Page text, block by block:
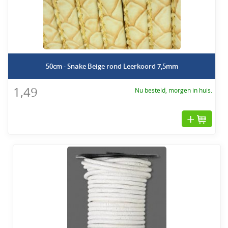
50cm - Snake Beige rond Leerkoord 7,5mm
1,49 Nu besteld, morgen in huis.